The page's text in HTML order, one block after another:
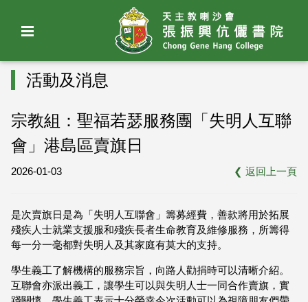
活動及消息
宗教組：聖福若瑟服務團「失明人互聯
會」港島區賣旗日
2026-01-03 ❮ 返回上一頁
是次賣旗日是為「失明人互聯會」籌募經費，善款將用於拓展
殘疾人士就業支援服和殘疾長者生命教育及維修服務，所籌得
每一分一毫都對失明人及其家庭有莫大的支持。
學生義工了解機構的服務宗旨，向路人勸捐時可以清晰介紹。
互聯會亦派出義工，讓學生可以與失明人士一同合作賣旗，實